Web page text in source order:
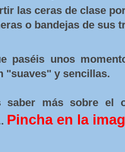
las ceras de clase
o bandejas de sus
paséis unos
"suaves" y sencillas.
saber más sobre el
Pincha en la